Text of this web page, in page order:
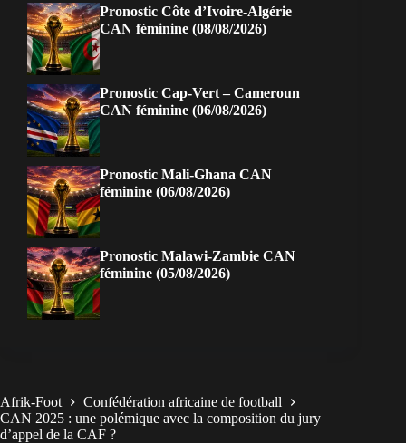
Pronostic Côte d’Ivoire-Algérie
CAN féminine (08/08/2026)
Pronostic Cap-Vert – Cameroun
CAN féminine (06/08/2026)
Pronostic Mali-Ghana CAN
féminine (06/08/2026)
Pronostic Malawi-Zambie CAN
féminine (05/08/2026)
Afrik-Foot
Confédération africaine de football
CAN 2025 : une polémique avec la composition du jury
d’appel de la CAF ?